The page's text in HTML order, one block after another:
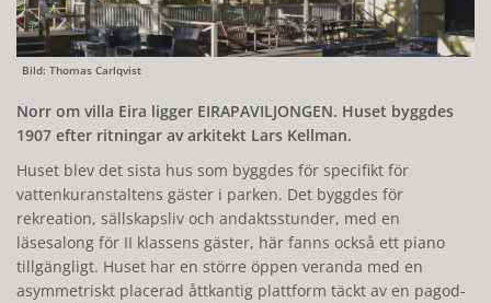
Bild: Thomas Carlqvist
Norr om villa Eira ligger EIRAPAVILJONGEN. Huset byggdes
1907 efter ritningar av arkitekt Lars Kellman.
Huset blev det sista hus som byggdes för specifikt för
vattenkuranstaltens gäster i parken. Det byggdes för
rekreation, sällskapsliv och andaktsstunder, med en
läsesalong för II klassens gäster, här fanns också ett piano
tillgängligt. Huset har en större öppen veranda med en
asymmetriskt placerad åttkantig plattform täckt av en pagod-